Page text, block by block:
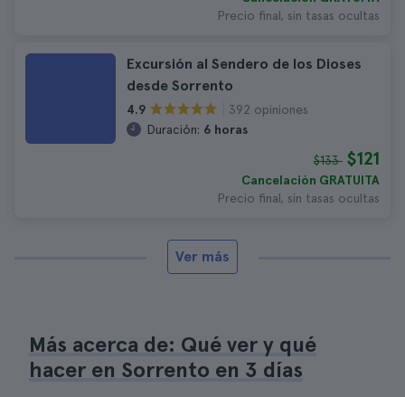
Precio final, sin tasas ocultas
Excursión al Sendero de los Dioses
desde Sorrento
4.9
392 opiniones
Duración: 6 horas
$133 $121
Cancelación GRATUITA
Precio final, sin tasas ocultas
Ver más
Más acerca de: Qué ver y qué
hacer en Sorrento en 3 días